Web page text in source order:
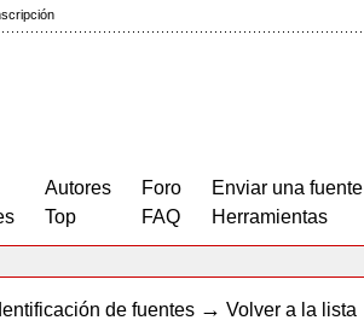
Autores
Top
Foro
FAQ
Enviar una fuente
Herramientas
de fuentes → Volver a la lista